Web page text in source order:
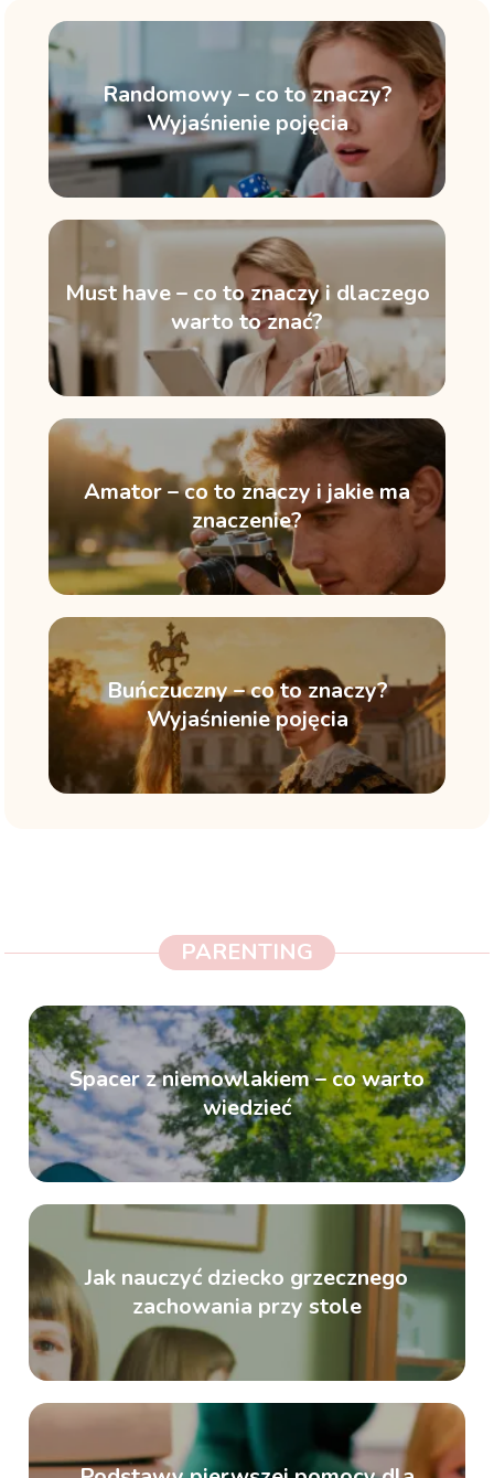
Randomowy – co to znaczy?
Wyjaśnienie pojęcia
Must have – co to znaczy i dlaczego
warto to znać?
Amator – co to znaczy i jakie ma
znaczenie?
Buńczuczny – co to znaczy?
Wyjaśnienie pojęcia
PARENTING
Spacer z niemowlakiem – co warto
wiedzieć
Jak nauczyć dziecko grzecznego
zachowania przy stole